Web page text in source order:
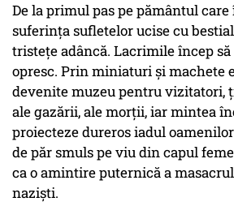
De la primul pas pe pământul
suferinţa sufletelor ucise cu
tristeţe adâncă. Lacrimile încep
opresc. Prin miniaturi şi machete
devenite muzeu pentru vizitatori,
ale gazării, ale morţii, iar mintea
proiecteze dureros iadul
de păr smuls pe viu din capul
ca o amintire puternică a
nazişti.